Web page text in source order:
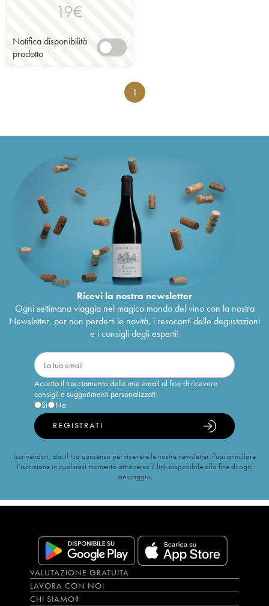
19€
Notifica disponibilità
prodotto
1
Ricevi la nostra newsletter
Ogni settimana viaggia nel magico mondo del vino con la nostra
Newsletter, per non perderti le novità, i resoconti delle degustazioni
e i consigli degli esperti!
Accetto il tracciamento delle mie email al fine di ricevere
consigli e suggerimenti personalizzati
Sì
No
REGISTRATI
Iscrivendoti, dai il tuo consenso per ricevere le nostre newsletter. Puoi annullare
l’iscrizione in qualsiasi momento attraverso il link disponibile alla fine di ogni
messaggio.
VALUTAZIONE GRATUITA
LAVORA CON NOI
CHI SIAMO?